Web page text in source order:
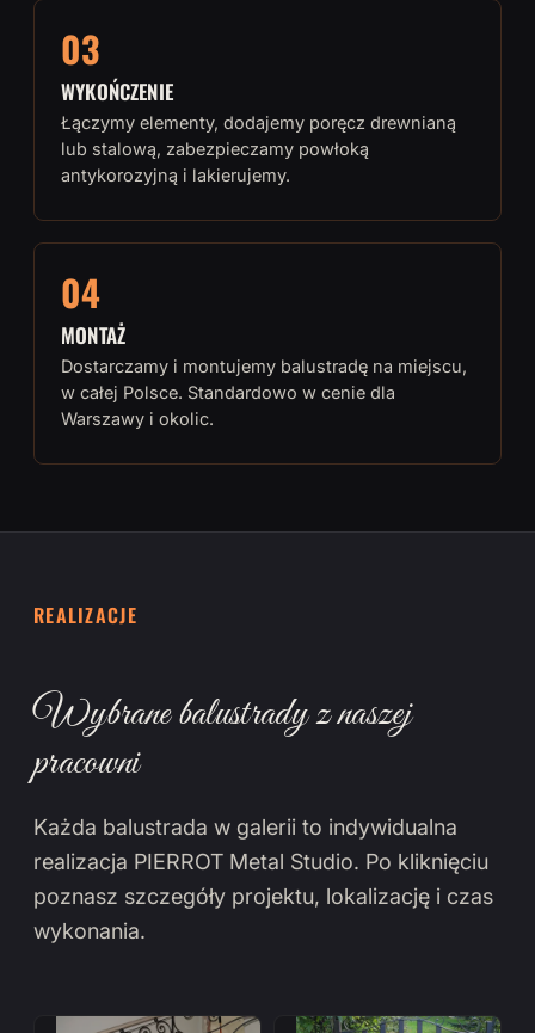
03
WYKOŃCZENIE
Łączymy elementy, dodajemy poręcz drewnianą
lub stalową, zabezpieczamy powłoką
antykorozyjną i lakierujemy.
04
MONTAŻ
Dostarczamy i montujemy balustradę na miejscu,
w całej Polsce. Standardowo w cenie dla
Warszawy i okolic.
REALIZACJE
Wybrane balustrady z naszej
pracowni
Każda balustrada w galerii to indywidualna
realizacja PIERROT Metal Studio. Po kliknięciu
poznasz szczegóły projektu, lokalizację i czas
wykonania.